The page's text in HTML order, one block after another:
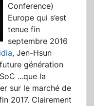
Conference)
Europe qui s’est
tenue fin
septembre 2016
, Jen-Hsun
génération
...que la
sur le marché de
2017. Clairement